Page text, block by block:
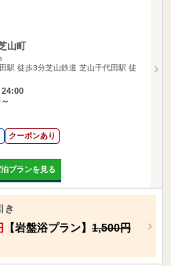
山町
駅 徒歩3分芝山鉄道 芝山千代田駅 徒
24:00
クーポンあり
プランを見る
き
【岩盤浴プラン】 1,500円